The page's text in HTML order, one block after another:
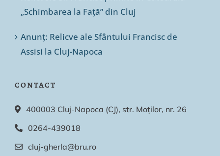
„Schimbarea la Față” din Cluj
Anunț: Relicve ale Sfântului Francisc de
Assisi la Cluj-Napoca
CONTACT
400003 Cluj-Napoca (CJ), str. Moților, nr. 26
0264-439018
cluj-gherla@bru.ro